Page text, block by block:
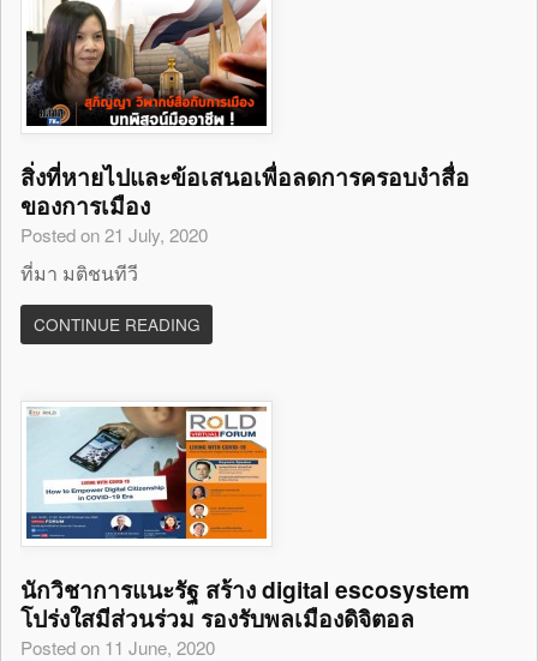
สิ่งที่หายไปและข้อเสนอเพื่อลดการครอบงำสื่อ
ของการเมือง
Posted on 21 July, 2020
ที่มา มติชนทีวี
CONTINUE READING
นักวิชาการแนะรัฐ สร้าง digital escosystem
โปร่งใสมีส่วนร่วม รองรับพลเมืองดิจิตอล
Posted on 11 June, 2020